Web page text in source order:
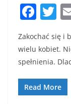
F
a
c
e
b
o
T
w
itt
er
Zakochać się i
wielu kobiet.
spełnienia.
Read More